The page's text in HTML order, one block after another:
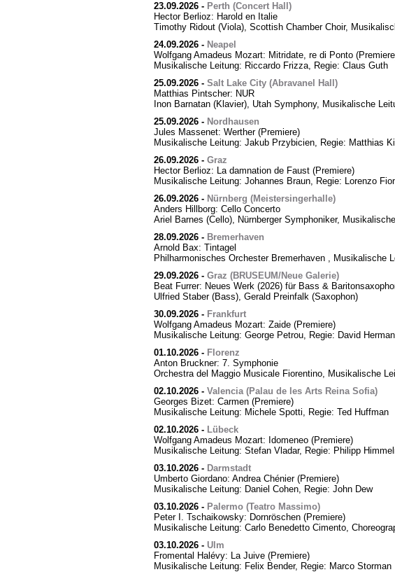
23.09.2026- Perth (Concert Hall)
Hector Berlioz: Harold en Italie
Timothy Ridout (Viola), Scottish Chamber Choir,
24.09.2026- Neapel
Wolfgang Amadeus Mozart: Mitridate, re di Ponto
Musikalische Leitung: Riccardo Frizza, Regie: Claus Guth
25.09.2026- Salt Lake City (Abravanel Hall)
Matthias Pintscher: NUR
Inon Barnatan (Klavier), Utah Symphony, Musikalische
25.09.2026- Nordhausen
Jules Massenet: Werther (Premiere)
Musikalische Leitung: Jakub Przybicien, Regie: Matthias
26.09.2026- Graz
Hector Berlioz: La damnation de Faust (Premiere)
Musikalische Leitung: Johannes Braun, Regie: Lorenzo
26.09.2026- Nürnberg (Meistersingerhalle)
Anders Hillborg: Cello Concerto
Ariel Barnes (Cello), Nürnberger Symphoniker,
28.09.2026- Bremerhaven
Arnold Bax: Tintagel
Philharmonisches Orchester Bremerhaven , Musikalische
29.09.2026- Graz (BRUSEUM/Neue Galerie)
Beat Furrer: Neues Werk (2026) für Bass &
Ulfried Staber (Bass), Gerald Preinfalk (Saxophon)
30.09.2026- Frankfurt
Wolfgang Amadeus Mozart: Zaide (Premiere)
Musikalische Leitung: George Petrou, Regie: David
01.10.2026- Florenz
Anton Bruckner: 7. Symphonie
Orchestra del Maggio Musicale Fiorentino, Musikalische
02.10.2026- Valencia (Palau de les Arts Reina Sofia)
Georges Bizet: Carmen (Premiere)
Musikalische Leitung: Michele Spotti, Regie: Ted Huffman
02.10.2026- Lübeck
Wolfgang Amadeus Mozart: Idomeneo (Premiere)
Musikalische Leitung: Stefan Vladar, Regie: Philipp
03.10.2026- Darmstadt
Umberto Giordano: Andrea Chénier (Premiere)
Musikalische Leitung: Daniel Cohen, Regie: John Dew
03.10.2026- Palermo (Teatro Massimo)
Peter I. Tschaikowsky: Dornröschen (Premiere)
Musikalische Leitung: Carlo Benedetto Cimento,
03.10.2026- Ulm
Fromental Halévy: La Juive (Premiere)
Musikalische Leitung: Felix Bender, Regie: Marco Storman